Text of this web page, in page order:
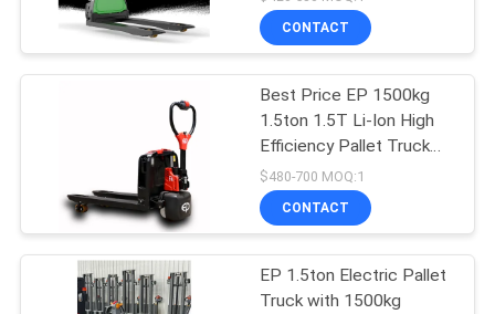
Elektrisch
aangedreven
Palletvrachtwagen
Supermarkets Motor
Pump Engine
CONTACT
Best Price EP 1500kg
1.5ton 1.5T Li-Ion High
Efficiency Pallet Truck
Electric With Lithium
Battery
$480-700 MOQ:1
CONTACT
EP 1.5ton Electric Pallet
Truck with 1500kg